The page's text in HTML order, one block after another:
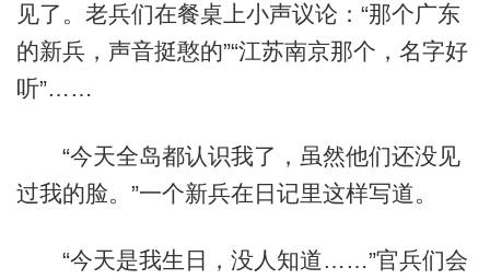
见了。老兵们在餐桌上小声议论：“那个广东
的新兵，声音挺憨的”“江苏南京那个，名字好
听”……
“今天全岛都认识我了，虽然他们还没见
过我的脸。”一个新兵在日记里这样写道。
“今天是我生日，没人知道……”官兵们会